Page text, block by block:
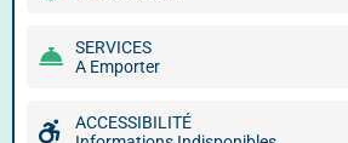
SERVICES
A Emporter
ACCESSIBILITÉ